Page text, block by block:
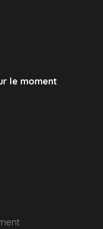
le moment